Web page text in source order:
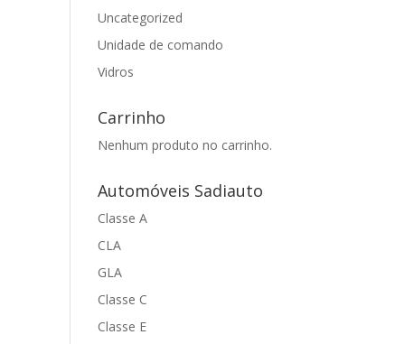
Uncategorized
Unidade de comando
Vidros
Carrinho
Nenhum produto no carrinho.
Automóveis Sadiauto
Classe A
CLA
GLA
Classe C
Classe E